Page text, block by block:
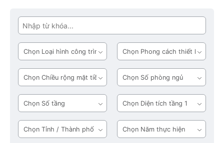
Tìm
Loại
hình
công
trình
Phong
cách
thiết
kế
Chiều
rộng
mặt
tiền
Số
phòng
ngủ
Số
tầng
Diện
tích
tầng
1
Tỉnh
/
Năm
thực